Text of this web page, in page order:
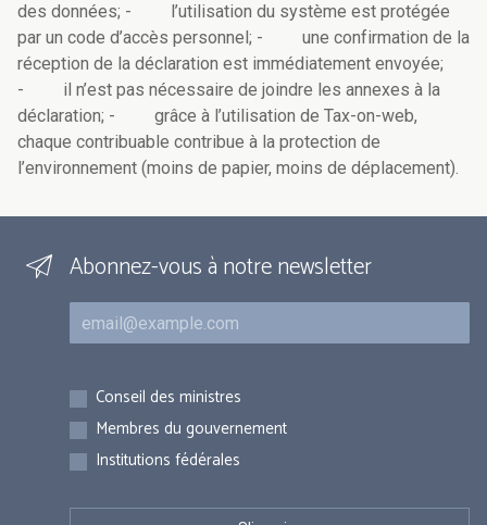
des données; -
l’utilisation du système est protégée
par un code d’accès personnel; -
une confirmation de la
réception de la déclaration est immédiatement envoyée;
-
il n’est pas nécessaire de joindre les annexes à la
déclaration; -
grâce à l’utilisation de Tax-on-web,
chaque contribuable contribue à la protection de
l’environnement (moins de papier, moins de déplacement).
Abonnez-vous à notre newsletter
Courriel
Inscriptions
Conseil des ministres
Membres du gouvernement
Institutions fédérales